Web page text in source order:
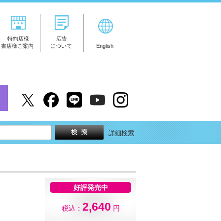
特約店様
書店様ご案内
広告
について
English
詳細検索
好評発売中
税込： 2,640 円